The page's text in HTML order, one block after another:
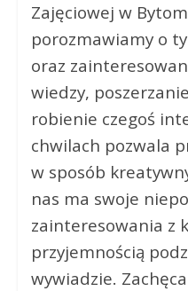
Zajęciowej w
porozmawiamy o
oraz
wiedzy,
robienie czegoś
chwilach pozwala
w sposób
nas ma swoje
zainteresowania z
przyjemnością
wywiadzie.